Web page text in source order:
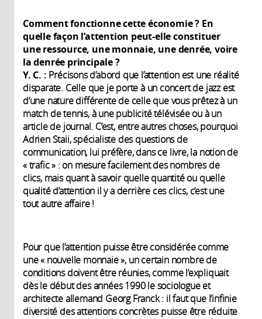
Comment fonctionne cette économie? En
quelle façon l’attention peut-elle constituer
une ressource, une monnaie, unedenrée, voire
la denrée principale?
Y. C. : Précisons d’abord que l’attention est une réalité
disparate. Celle que je porte à un concert de jazz est
d’une nature différente de celle que vous prêtez à un
match de tennis, à une publicité télévisée ou à un
article de journal. C’est, entre autres choses, pourquoi
Adrien Staii, spécialiste des questions de
communication, lui préfère, dans ce livre, la notion de
« trafic » : on mesure facilement des nombres de
clics, mais quant à savoir quelle quantité ou quelle
qualité d’attention il y a derrière ces clics, c’est une
tout autre affaire !
Pour que l’attention puisse être considérée comme
une « nouvelle monnaie », un certain nombre de
conditions doivent être réunies, comme l’expliquait
dès le début des années 1990 le sociologue et
architecte allemand Georg Franck : il faut que l’infinie
diversité des attentions concrètes puisse être réduite